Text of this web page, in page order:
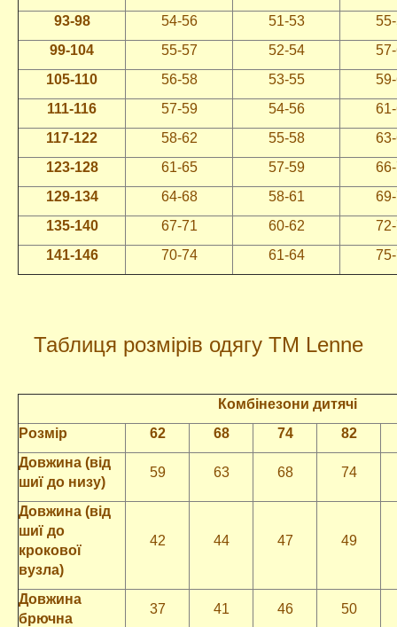
93-98
54-56 51-53
99-104
55-57 52-54
105-110
56-58 53-55
111-116
57-59 54-56
117-122
58-62 55-58
123-128
61-65 57-59
129-134
64-68 58-61
135-140
67-71 60-62
141-146
70-74 61-64
Таблиця розмірів одягу ТМ Lenne
Комбінезони дитячі
Розмір
62 68 74
82
Довжина (від
шиї до низу)
59 63 68 74
Довжина (від
шиї до
крокової
вузла)
42 44 47 49
Довжина
брючна
37 41 46 50